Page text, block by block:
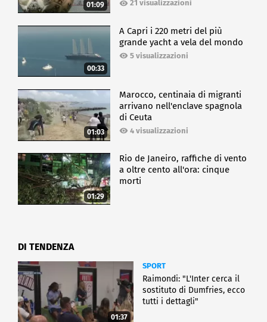
01:09 21 visualizzazioni
00:33
A Capri i 220 metri del più
grande yacht a vela del mondo
5 visualizzazioni
01:03
Marocco, centinaia di migranti
arrivano nell'enclave spagnola
di Ceuta
4 visualizzazioni
01:29
Rio de Janeiro, raffiche di vento
a oltre cento all'ora: cinque
morti
DI TENDENZA
01:37
SPORT
Raimondi: "L'Inter cerca il
sostituto di Dumfries, ecco
tutti i dettagli"